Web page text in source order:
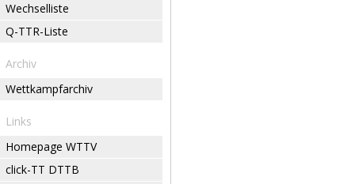
Wechselliste
Q-TTR-Liste
Archiv
Wettkampfarchiv
Links
Homepage WTTV
click-TT DTTB